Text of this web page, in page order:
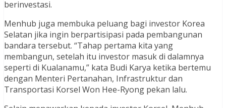
berinvestasi.
Menhub juga membuka peluang bagi investor Korea
Selatan jika ingin berpartisipasi pada pembangunan
bandara tersebut. “Tahap pertama kita yang
membangun, setelah itu investor masuk di dalamnya
seperti di Kualanamu,” kata Budi Karya ketika bertemu
dengan Menteri Pertanahan, Infrastruktur dan
Transportasi Korsel Won Hee-Ryong pekan lalu.